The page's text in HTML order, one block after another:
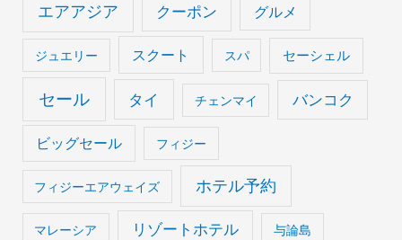
エアアジア クーポン グルメ
ジュエリー スクート スパ セーシェル
セール タイ チェンマイ バンコク
ビッグセール フィジー
フィジーエアウェイズ ホテル予約
マレーシア リゾートホテル 与論島